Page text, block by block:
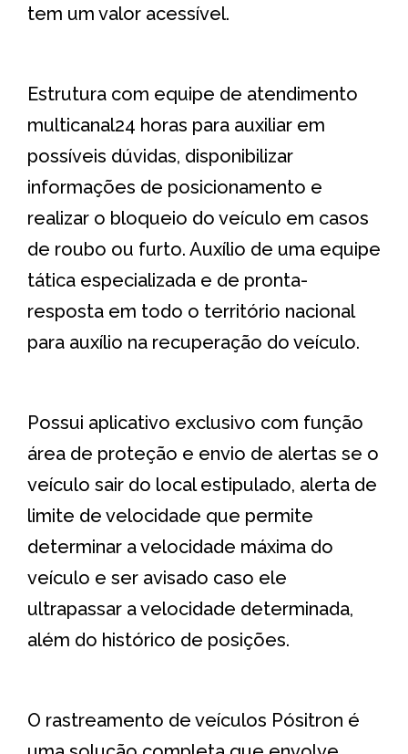
tem um valor acessível.
Estrutura com equipe de atendimento
multicanal24 horas para auxiliar em
possíveis dúvidas, disponibilizar
informações de posicionamento e
realizar o bloqueio do veículo em casos
de roubo ou furto. Auxílio de uma equipe
tática especializada e de pronta-
resposta em todo o território nacional
para auxílio na recuperação do veículo.
Possui aplicativo exclusivo com função
área de proteção e envio de alertas se o
veículo sair do local estipulado, alerta de
limite de velocidade que permite
determinar a velocidade máxima do
veículo e ser avisado caso ele
ultrapassar a velocidade determinada,
além do histórico de posições.
O rastreamento de veículos Pósitron é